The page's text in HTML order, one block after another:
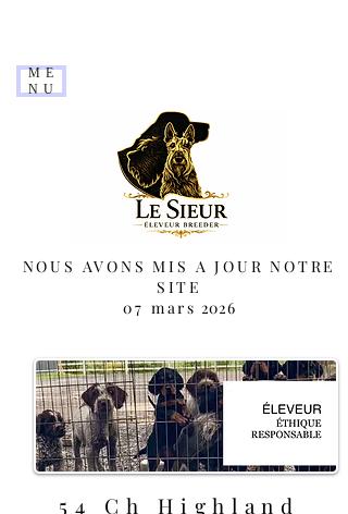
ME
NU
NOUS AVONS MIS A JOUR NOTRE
SITE
07 mars 2026
54 Ch Highland